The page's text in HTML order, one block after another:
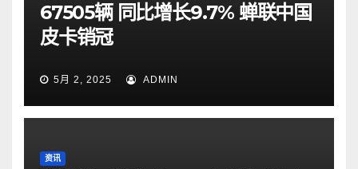
67505辆 同比增长9.7% 蝉联中国
皮卡销冠
5月 2, 2025 ADMIN
资讯